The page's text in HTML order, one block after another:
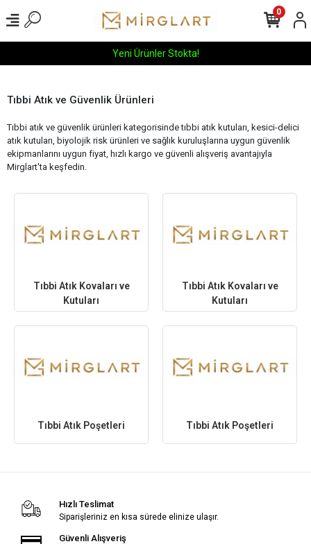
Yeni Ürünler Stokta!
0
Tıbbi Atık ve Güvenlik Ürünleri
Tıbbi atık ve güvenlik ürünleri kategorisinde tıbbi atık kutuları, kesici-delici
atık kutuları, biyolojik risk ürünleri ve sağlık kuruluşlarına uygun güvenlik
ekipmanlarını uygun fiyat, hızlı kargo ve güvenli alışveriş avantajıyla
Mirglart'ta keşfedin.
Tıbbi Atık Kovaları ve
Kutuları
Tıbbi Atık Kovaları ve
Kutuları
Tıbbi Atık Poşetleri Tıbbi Atık Poşetleri
Hızlı Teslimat
Siparişleriniz en kısa sürede elinize ulaşır.
Güvenli Alışveriş